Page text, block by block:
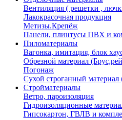
Вентиляция ( решетки ,
Лакокрасочная продукция
Метизы.Крепёж
Панели, плинтусы ПВХ и
Пиломатериалы
Вагонка, имитация, блок
Обрезной материал
Погонаж
Сухой строганный материал
Стройматериалы
Ветро, пароизоляция
Гидроизоляционные
Гипсокартон, ГВЛВ и